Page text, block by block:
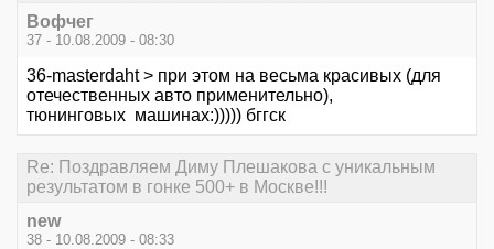
Вофчег
37 - 10.08.2009 - 08:30
36-masterdaht > при этом на весьма красивых (для
отечественных авто применительно),
тюнинговых машинах:))))) бггск
Re: Поздравляем Диму Плешакова с уникальным
результатом в гонке 500+ в Москве!!!
new
38 - 10.08.2009 - 08:33